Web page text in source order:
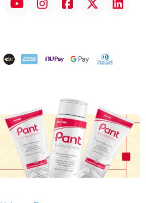
ELO AMEX NuPay Google PayDiners Club